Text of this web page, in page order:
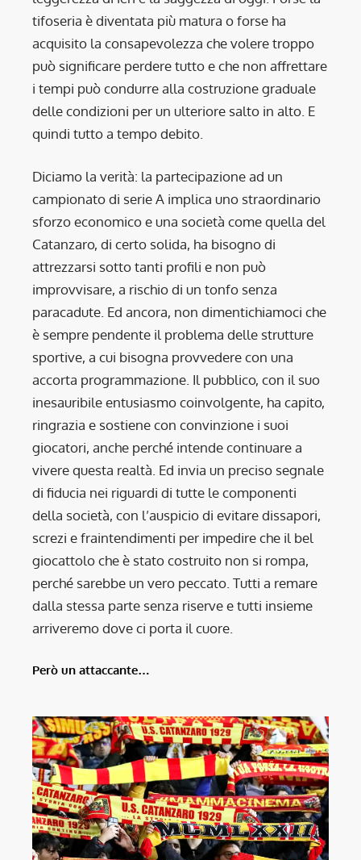
tifoseria è diventata più matura o forse ha
acquisito la consapevolezza che volere troppo
può significare perdere tutto e che non affrettare
i tempi può condurre alla costruzione graduale
delle condizioni per un ulteriore salto in alto. E
quindi tutto a tempo debito.
Diciamo la verità: la partecipazione ad un
campionato di serie A implica uno straordinario
sforzo economico e una società come quella del
Catanzaro, di certo solida, ha bisogno di
attrezzarsi sotto tanti profili e non può
improvvisare, a rischio di un tonfo senza
paracadute. Ed ancora, non dimentichiamoci che
è sempre pendente il problema delle strutture
sportive, a cui bisogna provvedere con una
accorta programmazione. Il pubblico, con il suo
inesauribile entusiasmo coinvolgente, ha capito,
ringrazia e sostiene con convinzione i suoi
giocatori, anche perché intende continuare a
vivere questa realtà. Ed invia un preciso segnale
di fiducia nei riguardi di tutte le componenti
della società, con l’auspicio di evitare dissapori,
screzi e fraintendimenti per impedire che il bel
giocattolo che è stato costruito non si rompa,
perché sarebbe un vero peccato. Tutti a remare
dalla stessa parte senza riserve e tutti insieme
arriveremo dove ci porta il cuore.
Però un attaccante…